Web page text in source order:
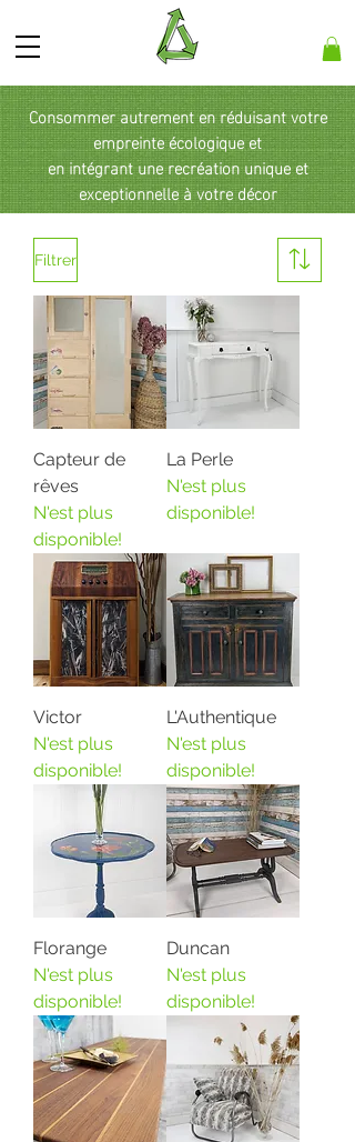
Consommer autrement en réduisant votre
empreinte écologique et
en intégrant une recréation unique et
exceptionnelleà votre décor
Filtrer
Capteur de
rêves
N'est plus
disponible!
La Perle
N'est plus
disponible!
Victor
N'est plus
disponible!
L'Authentique
N'est plus
disponible!
Florange
N'est plus
disponible!
Duncan
N'est plus
disponible!